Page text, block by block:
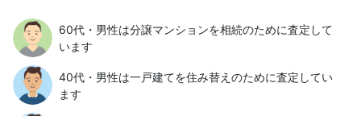
60代・男性は分譲マンションを相続のために査定して
います
40代・男性は一戸建てを住み替えのために査定してい
ます